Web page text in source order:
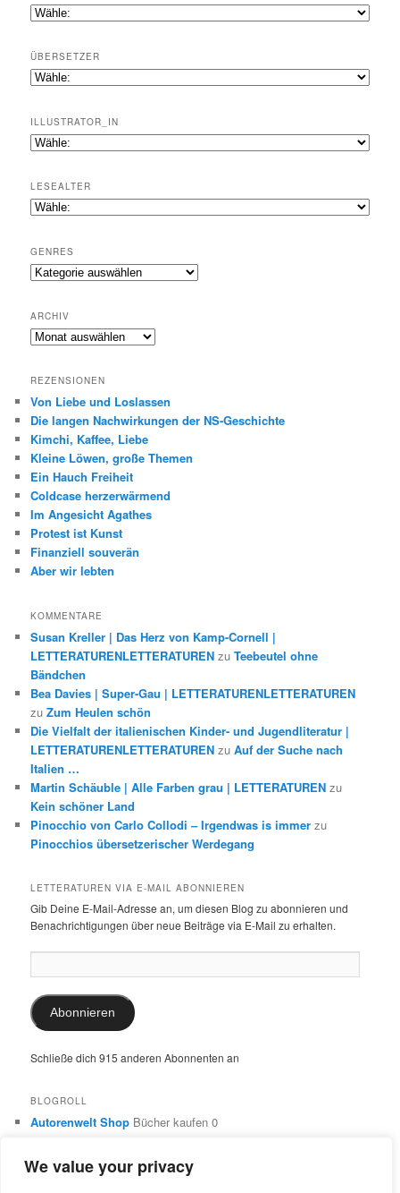
We value your privacy
ÜBERSETZER
ILLUSTRATOR_IN
LESEALTER
GENRES
Genres
ARCHIV
Archiv
REZENSIONEN
Von Liebe und Loslassen
Die langen Nachwirkungen der NS-Geschichte
Kimchi, Kaffee, Liebe
Kleine Löwen, große Themen
Ein Hauch Freiheit
Coldcase herzerwärmend
Im Angesicht Agathes
Protest ist Kunst
Finanziell souverän
Aber wir lebten
KOMMENTARE
Susan Kreller | Das Herz von Kamp-Cornell |
LETTERATURENLETTERATUREN zuTeebeutel ohne
Bändchen
Bea Davies | Super-Gau | LETTERATURENLETTERATUREN
zuZum Heulen schön
Die Vielfalt der italienischen Kinder- und Jugendliteratur |
LETTERATURENLETTERATUREN zuAuf der Suche nach
Italien …
Martin Schäuble | Alle Farben grau | LETTERATUREN zu
Kein schöner Land
Pinocchio von Carlo Collodi – Irgendwas is immer zu
Pinocchios übersetzerischer Werdegang
LETTERATUREN VIA E-MAIL ABONNIEREN
Gib Deine E-Mail-Adresse an, um diesen Blog zu abonnieren und
Benachrichtigungen über neue Beiträge via E-Mail zu erhalten.
Mail-
Adresse:
Abonnieren
Schließe dich 915 anderen Abonnenten an
BLOGROLL
Autorenwelt Shop Bücher kaufen 0
0
Dr. Ulrike SchimmingÜbersetzungen aus dem Italienischen